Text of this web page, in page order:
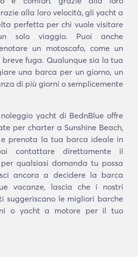
alla loro velocità, gli yacht a
perfetta per chi vuole visitare
solo viaggio. Puoi anche
un motoscafo, come un
fuga. Qualunque sia la tua
una barca per un giorno, un
di più giorni o semplicemente
yacht di BednBlue offre
per charter a Sunshine Beach,
e prenota la tua barca ideale in
contattare direttamente il
qualsiasi domanda tu possa
ancora a decidere la barca
vacanze, lascia che i nostri
suggeriscano le migliori barche
o yacht a motore per il tuo